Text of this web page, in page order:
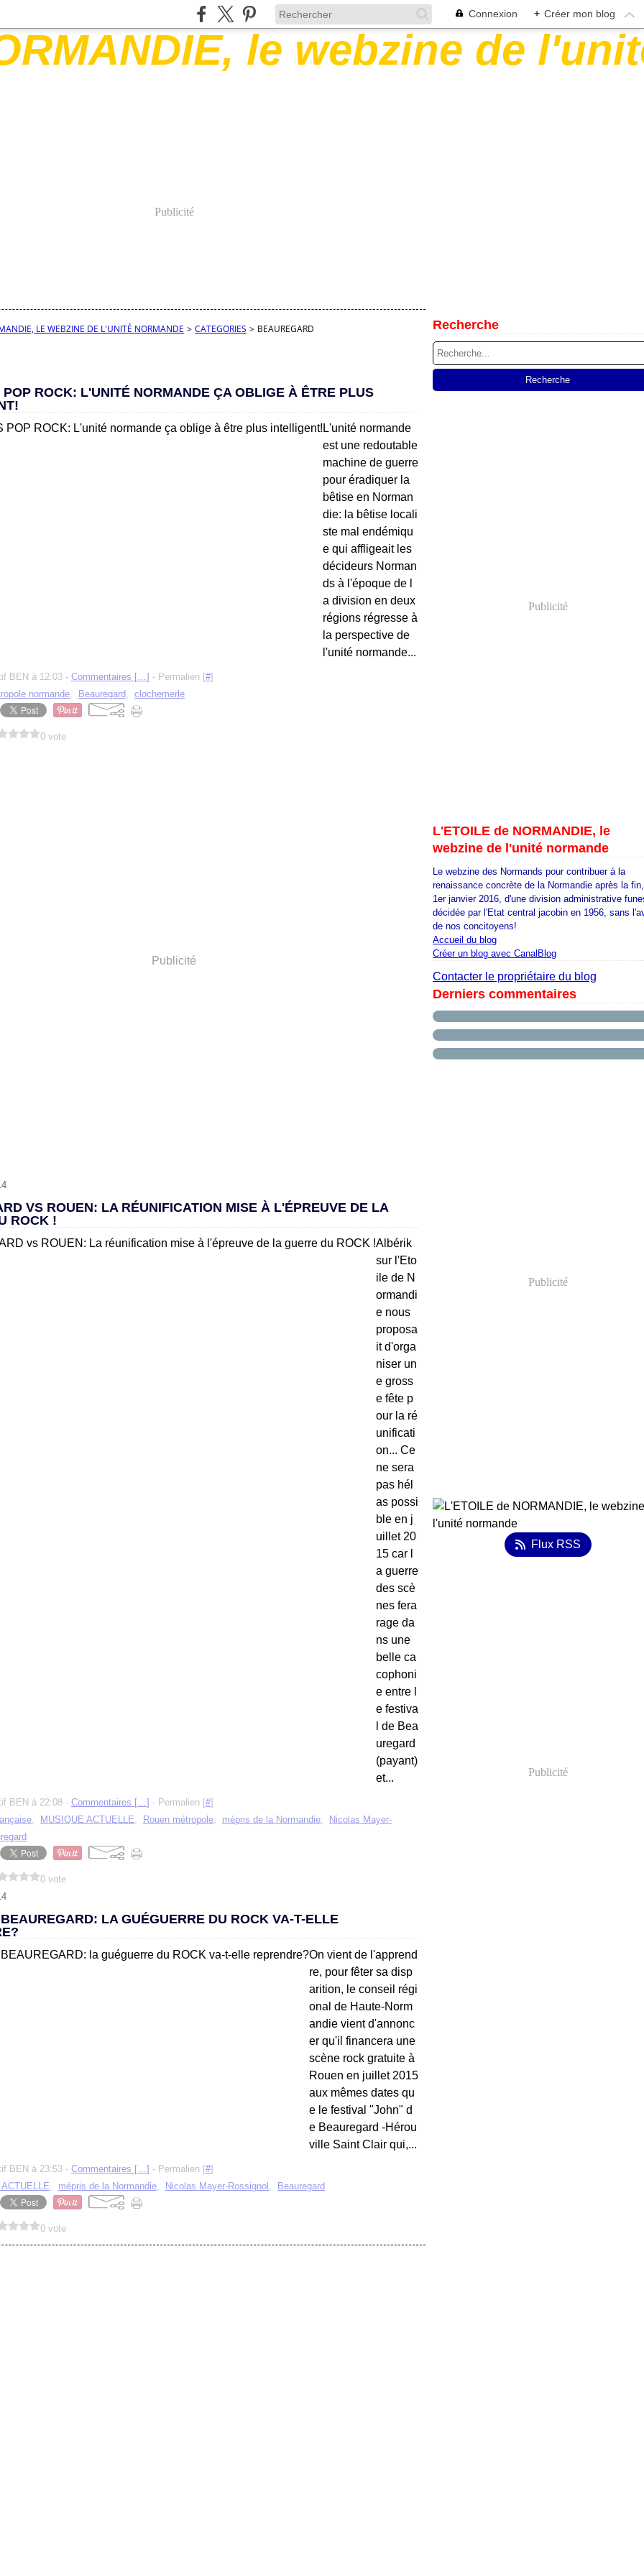
Connexion + Créer mon blog
Publicité
LE WEBZINE DE L'UNITÉ NORMANDE > CATEGORIES > BEAUREGARD
POP ROCK: L'UNITÉ NORMANDE ÇA OBLIGE À ÊTRE PLUS
L'unité normande
est une redoutable
machine de guerre
pour éradiquer la
bêtise en Norman
die: la bêtise locali
ste mal endémiqu
e qui affligeait les
décideurs Norman
ds à l'époque de l
a division en deux
régions régresse à
la perspective de
l'unité normande...
BEN à 12:03 - Commentaires […] - Permalien [#]
normande, Beauregard, clochemerle
0 vote
Publicité
VS ROUEN: LA RÉUNIFICATION MISE À L'ÉPREUVE DE LA
ROCK !
Albérik
sur l'Eto
ile de N
ormandi
e nous
proposa
it d'orga
niser un
e gross
e fête p
our la ré
unificati
on... Ce
ne sera
pas hél
as possi
ble en j
uillet 20
15 car l
a guerre
des scè
nes fera
rage da
ns une
belle ca
cophoni
e entre l
e festiva
l de Bea
uregard
(payant)
et...
BEN à 22:08 - Commentaires […] - Permalien [#]
, MUSIQUE ACTUELLE, Rouen métropole, mépris de la Normandie,
Nicolas Mayer-
0 vote
LA GUÉGUERRE DU ROCK VA-T-ELLE
On vient de l'apprend
re, pour fêter sa disp
arition, le conseil régi
onal de Haute-Norm
andie vient d'annonc
er qu'il financera une
scène rock gratuite à
Rouen en juillet 2015
aux mêmes dates qu
e le festival "John" d
e Beauregard -Hérou
ville Saint Clair qui,...
BEN à 23:53 - Commentaires […] - Permalien [#]
, mépris de la Normandie, Nicolas Mayer-Rossignol , Beauregard
0 vote
Recherche
Publicité
L'ETOILE de NORMANDIE, le
webzine de l'unité normande
Le webzine des Normands pour contribuer à la
renaissance concrète de la Normandie après la
1er janvier 2016, d'une division administrative
décidée par l'Etat central jacobin en 1956, sans
de nos concitoyens!
Accueil du blog
Créer un blog avec CanalBlog
Contacter le propriétaire du blog
Derniers commentaires
Publicité
Flux RSS
Publicité